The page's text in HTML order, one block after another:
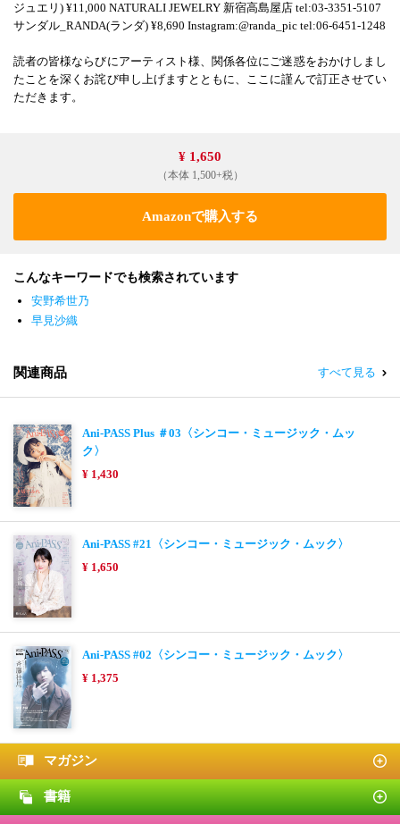
ジュエリ) ¥11,000 NATURALI JEWELRY 新宿高島屋店 tel:03-3351-5107
サンダル_RANDA(ランダ) ¥8,690 Instagram:@randa_pic tel:06-6451-1248
読者の皆様ならびにアーティスト様、関係各位にご迷惑をおかけしまし
たことを深くお詫び申し上げますとともに、ここに謹んで訂正させてい
ただきます。
¥ 1,650
（本体 1,500+税）
Amazonで購入する
こんなキーワードでも検索されています
安野希世乃
早見沙織
関連商品 すべて見る
Ani-PASS Plus ＃03〈シンコー・ミュージック・ムッ
ク〉
¥ 1,430
Ani-PASS #21〈シンコー・ミュージック・ムック〉
¥ 1,650
Ani-PASS #02〈シンコー・ミュージック・ムック〉
¥ 1,375
マガジン
書籍